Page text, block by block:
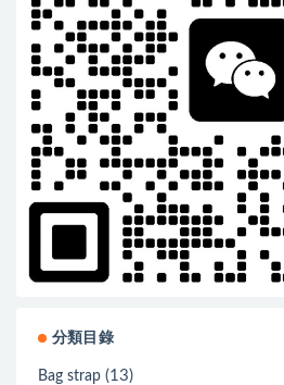
分類目錄
Bag strap (13)